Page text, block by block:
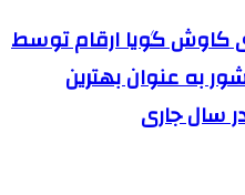
کاوش گویا ارقام توسط
به عنوان بهترین
سال جاری